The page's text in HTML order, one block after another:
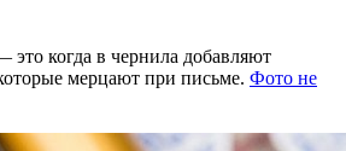
это когда в чернила добавляют
мерцают при письме. Фото не